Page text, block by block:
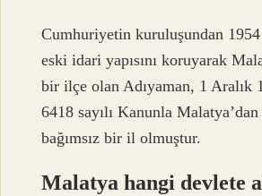
Cumhuriyetin kuruluşundan 1954
eski idari yapısını koruyarak
bir ilçe olan Adıyaman, 1 Aralık
6418 sayılı Kanunla
bağımsız bir il olmuştur.
Malatya hangi devlete